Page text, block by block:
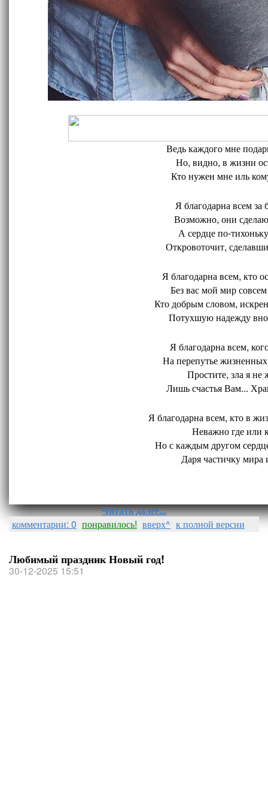
Ведь каждого мне
Но, видно, в жизни
Кто нужен мне иль
Я благодарна всем за
Возможно, они
А сердце по-
Откровоточит,
Я благодарна всем, кто
Без вас мой мир
Кто добрым словом,
Потухшую надежду
Я благодарна всем,
На перепутье
Простите, зла я не
Лишь счастья Вам...
Я благодарна всем, кто в
Неважно где или
Но с каждым другом
Даря частичку мира
Читать далее...
комментарии: 0 понравилось! вверх^ к полной версии
Любимый праздник Новый год!
30-12-2025 15:51